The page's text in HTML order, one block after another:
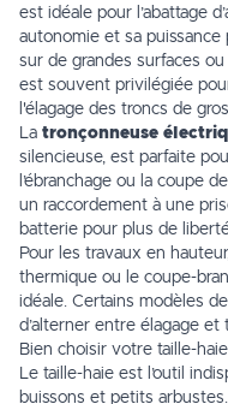
est idéale pour l’abattage
autonomie et sa
sur de grandes surfaces
est souvent privilégiée
l'élagage des troncs de
La tronçonneuse
silencieuse, est parfaite
l’ébranchage ou la coupe
un raccordement à une
batterie pour plus de
Pour les travaux en
thermique ou le coupe-
idéale. Certains modèles
d’alterner entre élagage
Bien choisir votre taille-
Le taille-haie est l’outil
buissons et petits